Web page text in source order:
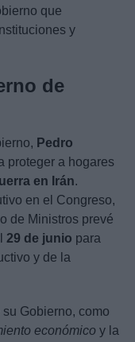
que
y
de
Pedro
proteger a hogares
en Irán.
en el Congreso,
de Ministros prevé
29 de junio para
y de la
Gobierno, como
económico y la